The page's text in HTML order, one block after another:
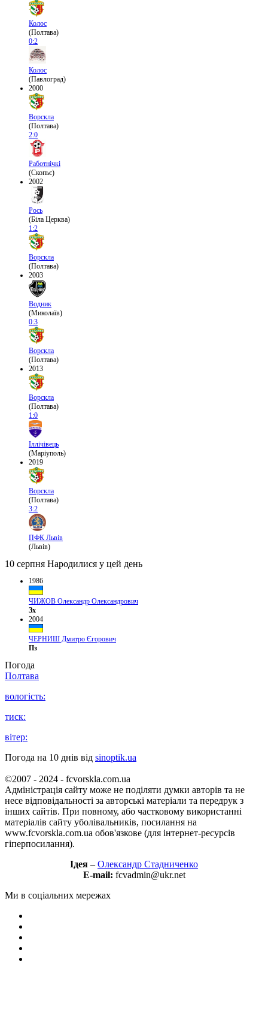
Колос
(Полтава)
0:2
Колос
(Павлоград)
2000
Ворскла
(Полтава)
2:0
Работнічкі
(Скопьє)
2002
Рось
(Біла Церква)
1:2
Ворскла
(Полтава)
2003
Водник
(Миколаїв)
0:3
Ворскла
(Полтава)
2013
Ворскла
(Полтава)
1:0
Іллічівець
(Маріуполь)
2019
Ворскла
(Полтава)
3:2
ПФК Львів
(Львів)
10 серпня Народилися у цей день
1986
ЧИЖОВ Олександр Олександрович
Зх
2004
ЧЕРНИШ Дмитро Єгорович
Пз
Погода
Полтава
вологість:
тиск:
вітер:
Погода на 10 днів від sinoptik.ua
©2007 - 2024 - fcvorskla.com.ua
Адміністрація сайту може не поділяти думки авторів та не
несе відповідальності за авторські матеріали та передрук з
інших сайтів. При повному, або частковому використанні
матеріалів сайту уболівальників, посилання на
www.fcvorskla.com.ua обов'язкове (для інтернет-ресурсів
гіперпосилання).
Ідея – Олександр Стадниченко
E-mail: fcvadmin@ukr.net
Ми в соціальних мережах